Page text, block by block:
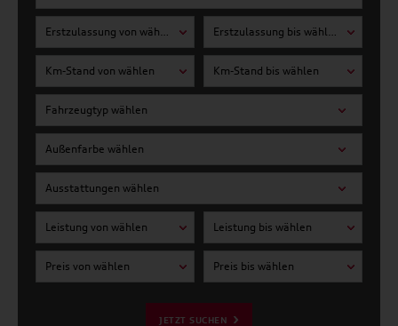
Erstzulassung von wählen Erstzulassung bis wählen
Km-Stand von wählen Km-Stand bis wählen
Fahrzeugtyp wählen
Außenfarbe wählen
Ausstattungen wählen
Leistung von wählen Leistung bis wählen
Preis von wählen Preis bis wählen
JETZT SUCHEN